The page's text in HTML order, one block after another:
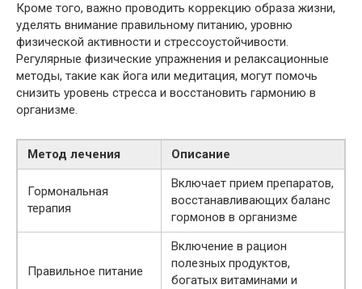
Кроме того, важно проводить коррекцию образа жизни,
уделять внимание правильному питанию, уровню
физической активности и стрессоустойчивости.
Регулярные физические упражнения и релаксационные
методы, такие как йога или медитация, могут помочь
снизить уровень стресса и восстановить гармонию в
организме.
Метод лечения Описание
Гормональная
терапия
Включает прием препаратов,
восстанавливающих баланс
гормонов в организме
Правильное питание
Включение в рацион
полезных продуктов,
богатых витаминами и